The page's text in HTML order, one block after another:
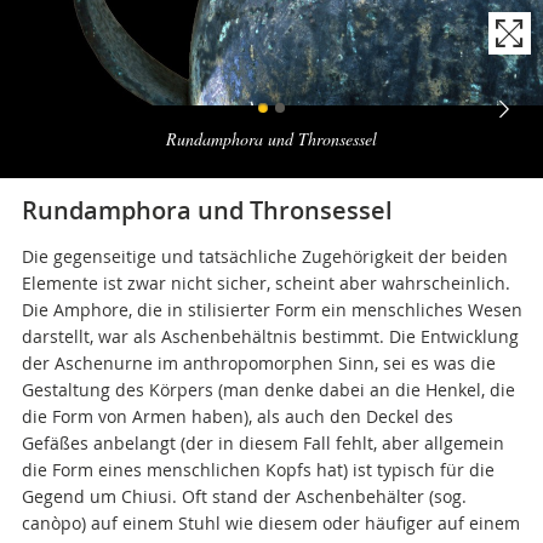
Rundamphora und Thronsessel
Rundamphora und Thronsessel
Die gegenseitige und tatsächliche Zugehörigkeit der beiden
Elemente ist zwar nicht sicher, scheint aber wahrscheinlich.
Die Amphore, die in stilisierter Form ein menschliches Wesen
darstellt, war als Aschenbehältnis bestimmt. Die Entwicklung
der Aschenurne im anthropomorphen Sinn, sei es was die
Gestaltung des Körpers (man denke dabei an die Henkel, die
die Form von Armen haben), als auch den Deckel des
Gefäßes anbelangt (der in diesem Fall fehlt, aber allgemein
die Form eines menschlichen Kopfs hat) ist typisch für die
Gegend um Chiusi. Oft stand der Aschenbehälter (sog.
canòpo) auf einem Stuhl wie diesem oder häufiger auf einem